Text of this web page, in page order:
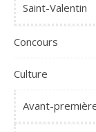
Saint-Valentin
Concours
Culture
Avant-